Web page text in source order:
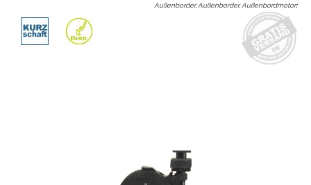
Außenborder, Außenborder, Außenbordmotor: